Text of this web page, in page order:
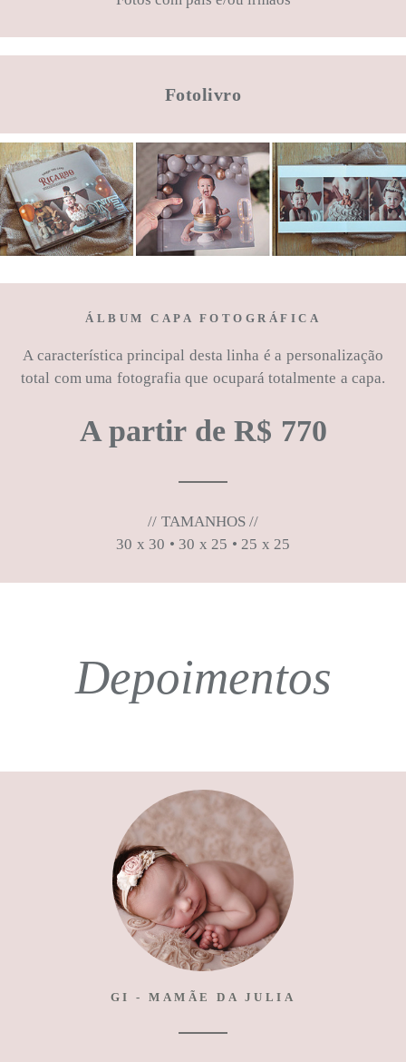
Fotolivro
ÁLBUM CAPA FOTOGRÁFICA
A característica principal desta linha é a personalização
total com uma fotografia que ocupará totalmente a capa.
A partir de R$ 770
// TAMANHOS //
30 x 30 • 30 x 25 • 25 x 25
Depoimentos
GI - MAMÃE DA JULIA